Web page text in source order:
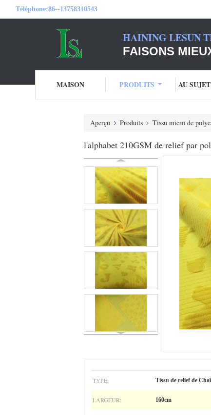
Téléphone:86--13758310543
HAINING LESUN
FAISONS
MAISON PRODUITS AU
Aperçu Produits Tissu micro de
l'alphabet 210GSM de relief par
TYPE: Tissu de relief de
LARGEUR: 160cm